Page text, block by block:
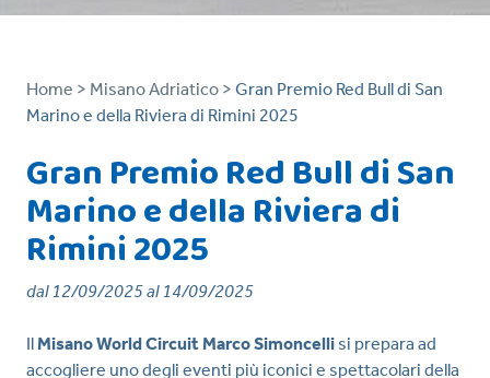
Home > Misano Adriatico > Gran Premio Red Bull di San
Marino e della Riviera di Rimini 2025
Gran Premio Red Bull di San
Marino e della Riviera di
Rimini 2025
dal 12/09/2025 al 14/09/2025
Il Misano World Circuit Marco Simoncelli si prepara ad
accogliere uno degli eventi più iconici e spettacolari della